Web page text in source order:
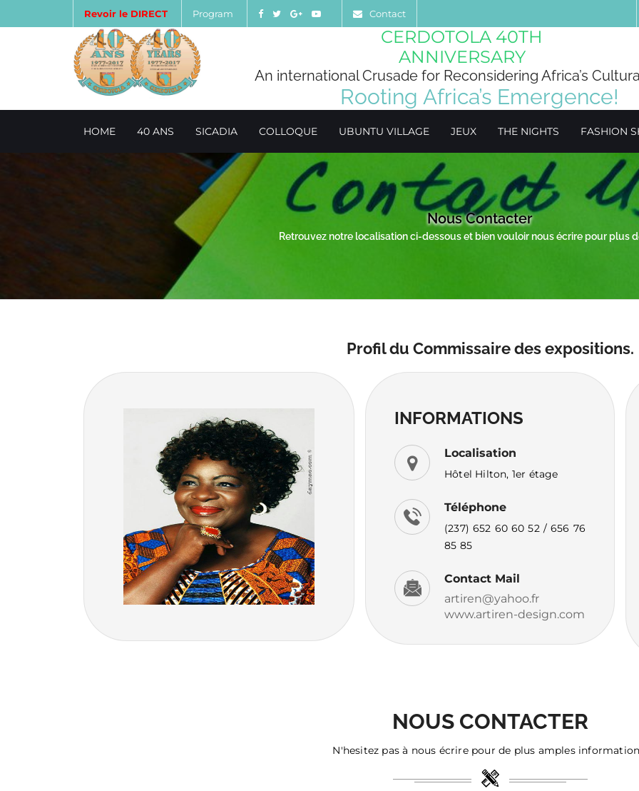
Revoir le DIRECT Program Contact
CERDOTOLA 40TH
ANNIVERSARY
An international Crusade for Reconsidering Africa’s
Rooting Africa’s Emergence!
HOME 40 ANS SICADIA COLLOQUE UBUNTU VILLAGE JEUX THE NIGHTS FASHION
Nous Contacter
Retrouvez notre localisation ci-dessous et bien vouloir nous écrire pour plus
Profil du Commissaire des expositions.
INFORMATIONS
Localisation
Hôtel Hilton, 1er étage
Téléphone
(237) 652 60 60 52 / 656 76
85 85
Contact Mail
artiren@yahoo.fr
www.artiren-design.com
NOUS CONTACTER
N'hesitez pas à nous écrire pour de plus amples